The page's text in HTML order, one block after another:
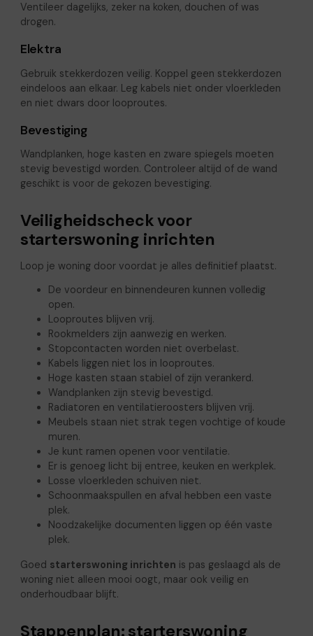
Ventileer dagelijks, zeker na koken, douchen of was
drogen.
Elektra
Gebruik stekkerdozen veilig. Koppel geen stekkerdozen
eindeloos aan elkaar. Leg kabels niet onder vloerkleden
en niet dwars door looproutes.
Bevestiging
Wandplanken, hoge kasten en zware spiegels moeten
stevig bevestigd worden. Controleer altijd of de wand
geschikt is voor de gekozen bevestiging.
Veiligheidscheck voor
starterswoning inrichten
Loop je woning door voordat je alles definitief plaatst.
De voordeur en binnendeuren kunnen volledig
open.
Looproutes blijven vrij.
Rookmelders zijn aanwezig en werken.
Stopcontacten worden niet overbelast.
Kabels liggen niet los in looproutes.
Hoge kasten staan stabiel of zijn verankerd.
Wandplanken zijn stevig bevestigd.
Radiatoren en ventilatieroosters blijven vrij.
Meubels staan niet strak tegen vochtige of koude
muren.
Je kunt ramen openen voor ventilatie.
Er is genoeg licht bij entree, keuken en werkplek.
Losse vloerkleden schuiven niet.
Schoonmaakspullen en afval hebben een vaste
plek.
Noodzakelijke documenten liggen op één vaste
plek.
Goed starterswoning inrichten is pas geslaagd als de
woning niet alleen mooi oogt, maar ook veilig en
onderhoudbaar blijft.
Stappenplan: starterswoning